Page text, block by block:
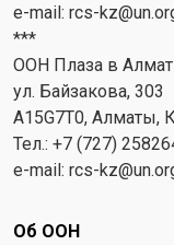
e-mail: rcs-
***
ООН Плаза в
ул. Байзакова, 303
A15G7T0, Алматы,
Тел.: +7 (727)
e-mail: rcs-
Footer menu
Об ООН